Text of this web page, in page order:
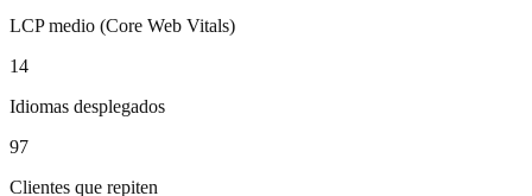
ZGONC
LCP medio (Core Web Vitals)
14
Idiomas desplegados
97
Clientes que repiten